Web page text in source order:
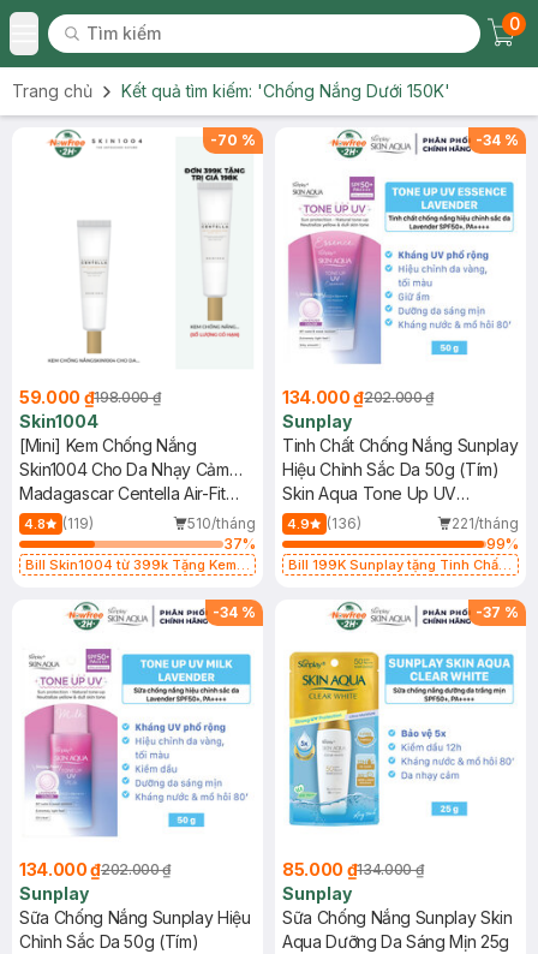
Toggle Menu
Tìm kiếm
Tìm kiếm
0
Trang chủ Kết quả tìm kiếm: 'Chống Nắng Dưới 150K'
-70 %
59.000 ₫198.000 ₫
Skin1004
[Mini] Kem Chống Nắng
Skin1004 Cho Da Nhạy Cảm
SPF 50+ 20ml
Madagascar Centella Air-Fit
Suncream Plus SPF50+
PA++++
4.8 (119)
510/tháng
37%
Bill Skin1004 từ 399k Tặng Kem
SPF 50+ 20ml (SL Có Hạn)
-34 %
134.000 ₫202.000 ₫
Sunplay
Tinh Chất Chống Nắng Sunplay
Hiệu Chỉnh Sắc Da 50g (Tím)
Skin Aqua Tone Up UV
Essence Lavender
SPF50+/PA++++
4.9 (136)
221/tháng
99%
Bill 199K Sunplay tặng Tinh Chất
-34 %
134.000 ₫202.000 ₫
Sunplay
Sữa Chống Nắng Sunplay Hiệu
Chỉnh Sắc Da 50g (Tím)
-37 %
85.000 ₫134.000 ₫
Sunplay
Sữa Chống Nắng Sunplay Skin
Aqua Dưỡng Da Sáng Mịn 25g